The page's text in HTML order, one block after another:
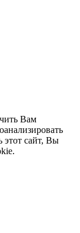
Вам
этот сайт, Вы